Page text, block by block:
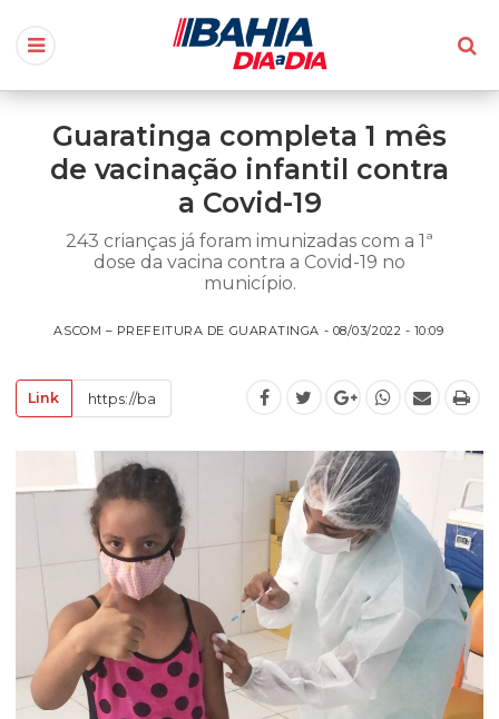
Guaratinga completa 1 mês
de vacinação infantil contra
a Covid-19
243 crianças já foram imunizadas com a 1ª
dose da vacina contra a Covid-19 no
município.
ASCOM – PREFEITURA DE GUARATINGA - 08/03/2022 - 10:09
Link